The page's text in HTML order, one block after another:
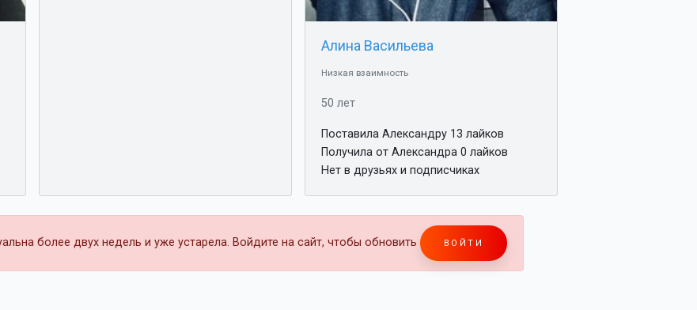
Алина Васильева
Низкая взаимность
50 лет
Поставила Александру 13 лайков
Получила от Александра 0 лайков
Нет в друзьях и подписчиках
более двух недель и уже устарела. Войдите на сайт, чтобы обновить ВОЙТИ